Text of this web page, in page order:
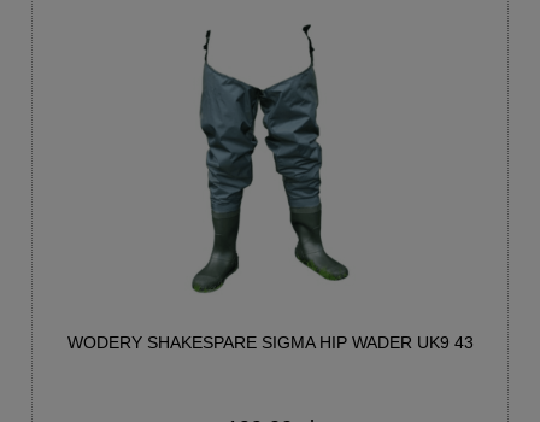
WODERY SHAKESPARE SIGMA HIP WADER UK9 43